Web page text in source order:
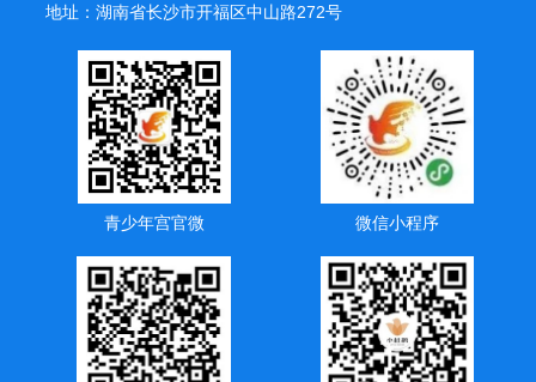
地址：湖南省长沙市开福区中山路272号
青少年宫官微 微信小程序